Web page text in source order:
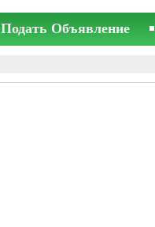
Подать Объявление